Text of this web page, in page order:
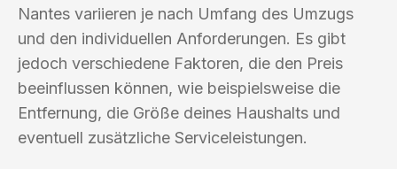
Nantes variieren je nach Umfang des Umzugs
und den individuellen Anforderungen. Es gibt
jedoch verschiedene Faktoren, die den Preis
beeinflussen können, wie beispielsweise die
Entfernung, die Größe deines Haushalts und
eventuell zusätzliche Serviceleistungen.